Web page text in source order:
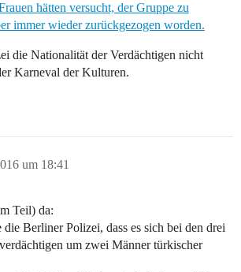
hätten versucht, der Gruppe zu
immer wieder zurückgezogen worden.
die Nationalität der Verdächtigen nicht
Karneval der Kulturen.
um 18:41
Teil) da:
Berliner Polizei, dass es sich bei den drei
um zwei Männer türkischer